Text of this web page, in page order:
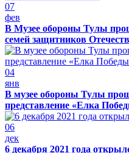
07
фев
В Музее обороны Тулы
семей защитников
04
янв
В музее обороны Тулы
представление «Елка
06
дек
6 декабря 2021 года